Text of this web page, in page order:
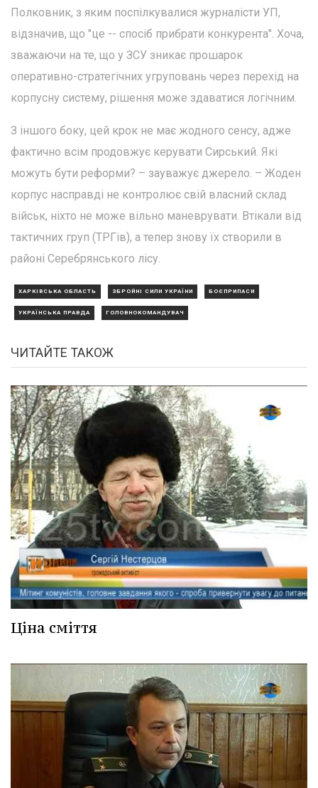
Полковник, з яким поспілкувалися журналісти УП,
відзначив, що "це -- спосіб прибрати конкурента". Хоча,
зважаючи на те, що у ЗСУ зникає прошарок
оперативно-стратегічних угруповань через перехід на
корпусну систему, рішення може здаватися логічним.
З іншого боку, цей крок не має жодного сенсу, адже
фактично всім продовжує керувати Сирський. Які
можуть бути реформи? – зауважує джерело. – Жоден
корпус насправді не контролює свій власний склад
військ, ніхто не може вільно маневрувати. Втікали від
тактичних груп (ТРГів), а тепер знову їх створили в
районі Серебрянського лісу.
ХАРКІВСЬКА ОБЛАСТЬ ЗБРОЙНІ СИЛИ УКРАЇНИ БОЄПРИПАСИ
УКРАЇНСЬКА ПРАВДА ГОЛОВНОКОМАНДУВАЧ
ЧИТАЙТЕ ТАКОЖ
Ціна сміття